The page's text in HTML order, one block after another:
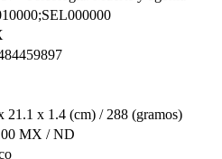
21.1 x 1.4 (cm) / 288 (gramos)
MX / ND